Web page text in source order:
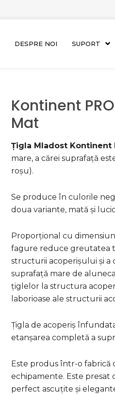
DESPRE NOI SUPORT
Kontinent
Mat
Țigla Mladost Kontinent
mare, a cărei suprafață
roșu).
Se produce în culorile
doua variante, mată și
Proporțional cu
fagure reduce greutatea
structurii acoperișului și a
suprafață mare de
țiglelor la structura
laborioase ale structurii
Țigla de acoperiș
etanșarea completă a
Este produs într-o fabrică
echipamente. Este presat
perfect ascuțite și